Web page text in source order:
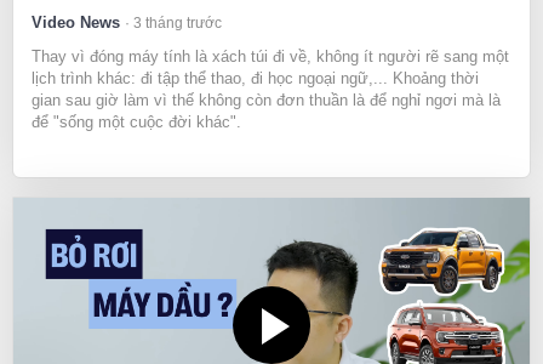
Video News 3 tháng trước
Thay vì đóng máy tính là xách túi đi về, không ít người rẽ sang một
lịch trình khác: đi tập thể thao, đi học ngoại ngữ,... Khoảng thời
gian sau giờ làm vì thế không còn đơn thuần là để nghỉ ngơi mà là
để "sống một cuộc đời khác".